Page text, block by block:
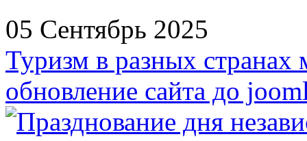
05 Сентябрь 2025
Туризм в разных странах
обновление сайта до